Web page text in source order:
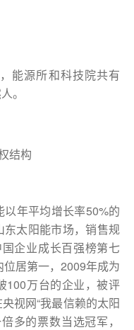
能源所和科技院共有
。
结构
年平均增长率50%的
太阳能市场，销售规
企业成长百强榜第七
居第一，2009年成为
100万台的企业，被评
视网“我最信赖的太阳
多的票数当选冠军，